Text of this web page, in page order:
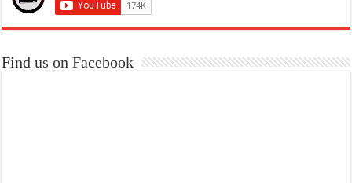
Find us on Facebook